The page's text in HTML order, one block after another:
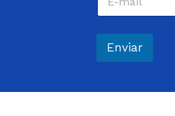
*
r
r
o
Enviar